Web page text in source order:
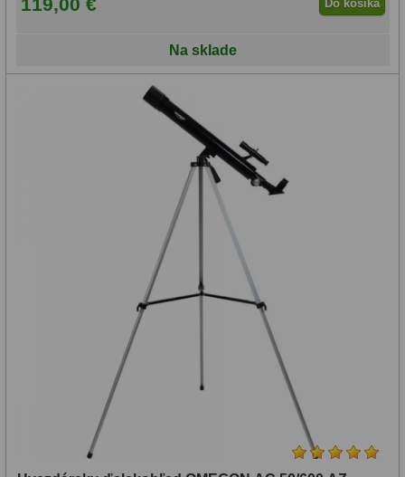
119,00 € Do košíka
Na sklade